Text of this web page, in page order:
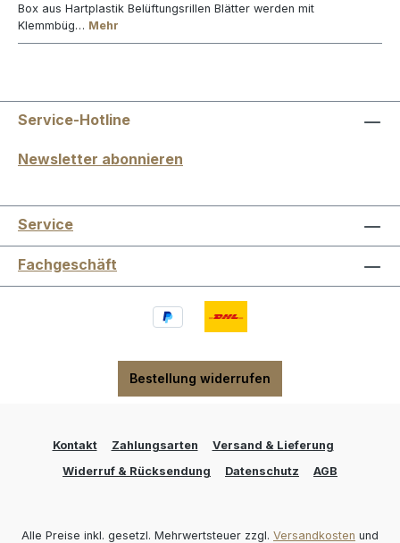
Box aus Hartplastik Belüftungsrillen Blätter werden mit
Klemmbüg… Mehr
Service-Hotline
Newsletter abonnieren
Service
Fachgeschäft
Bestellung widerrufen
Kontakt Zahlungsarten
Versand & Lieferung
Widerruf & Rücksendung
Datenschutz AGB
Alle Preise inkl. gesetzl. Mehrwertsteuer zzgl. Versandkosten und